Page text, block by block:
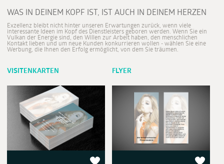
WAS IN DEINEM KOPF IST, IST AUCH IN DEINEM HERZEN
Exzellenz bleibt nicht hinter unseren Erwartungen zurück, wenn viele
interessante Ideen im Kopf des Dienstleisters geboren werden. Wenn Sie ein
Vulkan der Energie sind, den Willen zur Arbeit haben, den menschlichen
Kontakt lieben und um neue Kunden konkurrieren wollen - wählen Sie eine
Werbung, die Ihnen den Erfolg ermöglicht, von dem Sie träumen.
VISITENKARTEN FLYER